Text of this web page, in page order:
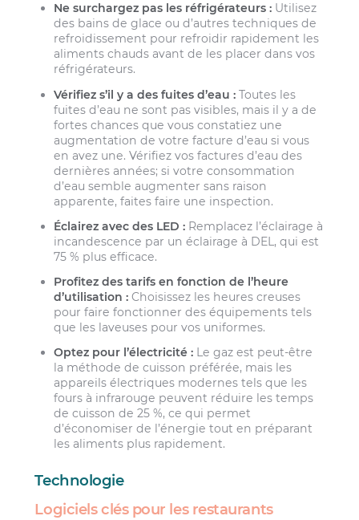
Ne surchargez pas les réfrigérateurs : Utilisez
des bains de glace ou d’autres techniques de
refroidissement pour refroidir rapidement les
aliments chauds avant de les placer dans vos
réfrigérateurs.
Vérifiez s’il y a des fuites d’eau : Toutes les
fuites d’eau ne sont pas visibles, mais il y a de
fortes chances que vous constatiez une
augmentation de votre facture d’eau si vous
en avez une. Vérifiez vos factures d’eau des
dernières années; si votre consommation
d’eau semble augmenter sans raison
apparente, faites faire une inspection.
Éclairez avec des LED : Remplacez l’éclairage à
incandescence par un éclairage à DEL, qui est
75 % plus efficace.
Profitez des tarifs en fonction de l’heure
d’utilisation : Choisissez les heures creuses
pour faire fonctionner des équipements tels
que les laveuses pour vos uniformes.
Optez pour l’électricité : Le gaz est peut-être
la méthode de cuisson préférée, mais les
appareils électriques modernes tels que les
fours à infrarouge peuvent réduire les temps
de cuisson de 25 %, ce qui permet
d’économiser de l’énergie tout en préparant
les aliments plus rapidement.
Technologie
Logiciels clés pour les restaurants